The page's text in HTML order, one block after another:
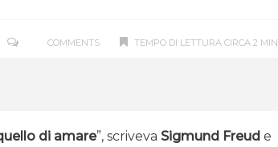
TEMPO DI LETTURA CIRCA 2 MIN
COMMENTS
di amare”, scriveva Sigmund Freud e